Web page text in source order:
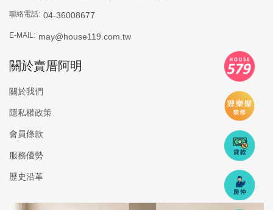
聯絡電話: 04-36008677
E-MAIL: may@house119.com.tw
關於賣厝阿明
關於我們
隱私權政策
會員條款
服務優勢
歷史沿革